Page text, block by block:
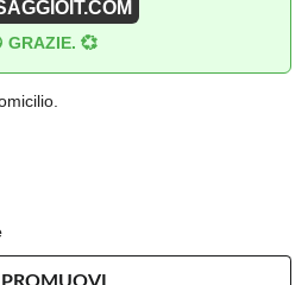
GRAZIE. 💞
PROMUOVI